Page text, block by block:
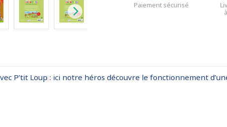
Paiement sécurisé
P’tit Loup : ici notre héros découvre le fonctionnement